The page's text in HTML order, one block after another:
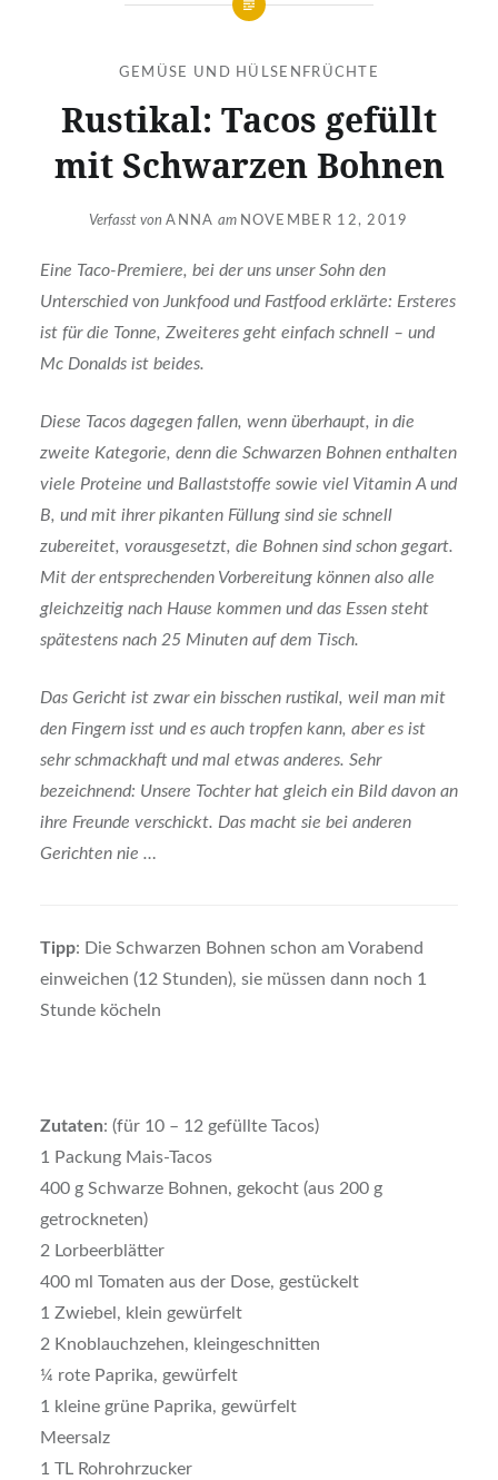
GEMÜSE UND HÜLSENFRÜCHTE
Rustikal: Tacos gefüllt
mit Schwarzen Bohnen
Verfasst vonANNA am NOVEMBER 12, 2019
Eine Taco-Premiere, bei der uns unser Sohn den
Unterschied von Junkfood und Fastfood erklärte: Ersteres
ist für die Tonne, Zweiteres geht einfach schnell – und
Mc Donalds ist beides.
Diese Tacos dagegen fallen, wenn überhaupt, in die
zweite Kategorie, denn die Schwarzen Bohnen enthalten
viele Proteine und Ballaststoffe sowie viel Vitamin A und
B, und mit ihrer pikanten Füllung sind sie schnell
zubereitet, vorausgesetzt, die Bohnen sind schon gegart.
Mit der entsprechenden Vorbereitung können also alle
gleichzeitig nach Hause kommen und das Essen steht
spätestens nach 25 Minuten auf dem Tisch.
Das Gericht ist zwar ein bisschen rustikal, weil man mit
den Fingern isst und es auch tropfen kann, aber es ist
sehr schmackhaft und mal etwas anderes. Sehr
bezeichnend: Unsere Tochter hat gleich ein Bild davon an
ihre Freunde verschickt. Das macht sie bei anderen
Gerichten nie …
Tipp: Die Schwarzen Bohnen schon am Vorabend
einweichen (12 Stunden), sie müssen dann noch 1
Stunde köcheln
Zutaten: (für 10 – 12 gefüllte Tacos)
1 Packung Mais-Tacos
400 g Schwarze Bohnen, gekocht (aus 200 g
getrockneten)
2 Lorbeerblätter
400 ml Tomaten aus der Dose, gestückelt
1 Zwiebel, klein gewürfelt
2 Knoblauchzehen, kleingeschnitten
¼ rote Paprika, gewürfelt
1 kleine grüne Paprika, gewürfelt
Meersalz
1 TL Rohrohrzucker